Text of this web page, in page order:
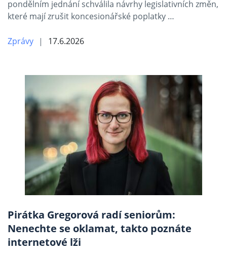
pondělním jednání schválila návrhy legislativních změn,
které mají zrušit koncesionářské poplatky …
Zprávy 17.6.2026
Pirátka Gregorová radí seniorům:
Nenechte se oklamat, takto poznáte
internetové lži